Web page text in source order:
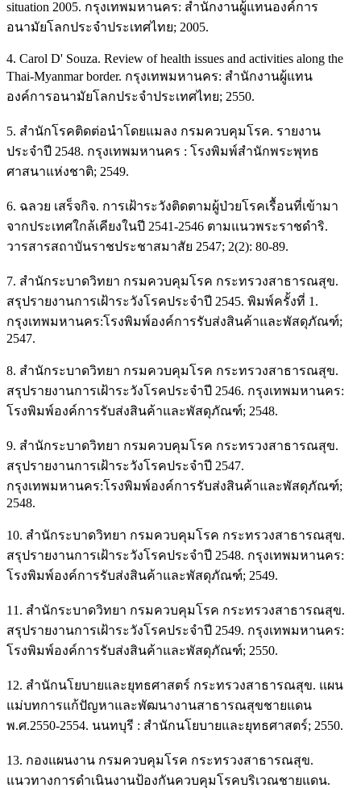
situation 2005. กรุงเทพมหานคร: สำนักงานผู้แทนองค์การ
อนามัยโลกประจำประเทศไทย; 2005.
4. Carol D' Souza. Review of health issues and activities along the
Thai-Myanmar border. กรุงเทพมหานคร: สำนักงานผู้แทน
องค์การอนามัยโลกประจำประเทศไทย; 2550.
5. สำนักโรคติดต่อนำโดยแมลง กรมควบคุมโรค. รายงาน
ประจำปี 2548. กรุงเทพมหานคร : โรงพิมพ์สำนักพระพุทธ
ศาสนาแห่งชาติ; 2549.
6. ฉลวย เสร็จกิจ. การเฝ้าระวังติดตามผู้ป่วยโรคเรื้อนที่เข้ามา
จากประเทศใกล้เคียงในปี 2541-2546 ตามแนวพระราชดำริ.
วารสารสถาบันราชประชาสมาสัย 2547; 2(2): 80-89.
7. สำนักระบาดวิทยา กรมควบคุมโรค กระทรวงสาธารณสุข.
สรุปรายงานการเฝ้าระวังโรคประจำปี 2545. พิมพ์ครั้งที่ 1.
กรุงเทพมหานคร:โรงพิมพ์องค์การรับส่งสินค้าและพัสดุภัณฑ์;
2547.
8. สำนักระบาดวิทยา กรมควบคุมโรค กระทรวงสาธารณสุข.
สรุปรายงานการเฝ้าระวังโรคประจำปี 2546. กรุงเทพมหานคร:
โรงพิมพ์องค์การรับส่งสินค้าและพัสดุภัณฑ์; 2548.
9. สำนักระบาดวิทยา กรมควบคุมโรค กระทรวงสาธารณสุข.
สรุปรายงานการเฝ้าระวังโรคประจำปี 2547.
กรุงเทพมหานคร:โรงพิมพ์องค์การรับส่งสินค้าและพัสดุภัณฑ์;
2548.
10. สำนักระบาดวิทยา กรมควบคุมโรค กระทรวงสาธารณสุข.
สรุปรายงานการเฝ้าระวังโรคประจำปี 2548. กรุงเทพมหานคร:
โรงพิมพ์องค์การรับส่งสินค้าและพัสดุภัณฑ์; 2549.
11. สำนักระบาดวิทยา กรมควบคุมโรค กระทรวงสาธารณสุข.
สรุปรายงานการเฝ้าระวังโรคประจำปี 2549. กรุงเทพมหานคร:
โรงพิมพ์องค์การรับส่งสินค้าและพัสดุภัณฑ์; 2550.
12. สำนักนโยบายและยุทธศาสตร์ กระทรวงสาธารณสุข. แผน
แม่บทการแก้ปัญหาและพัฒนางานสาธารณสุขชายแดน
พ.ศ.2550-2554. นนทบุรี : สำนักนโยบายและยุทธศาสตร์; 2550.
13. กองแผนงาน กรมควบคุมโรค กระทรวงสาธารณสุข.
แนวทางการดำเนินงานป้องกันควบคุมโรคบริเวณชายแดน.